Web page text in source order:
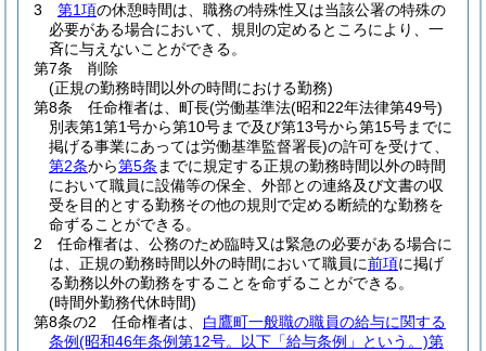
3
第1項の休憩時間は、職務の特殊性又は当該公署の特殊の
必要がある場合において、規則の定めるところにより、一
斉に与えないことができる。
第7条
削除
(正規の勤務時間以外の時間における勤務)
第8条
任命権者は、町長(労働基準法(昭和22年法律第49号)
別表第1第1号から第10号まで及び第13号から第15号までに
掲げる事業にあっては労働基準監督署長)の許可を受けて、
第2条から第5条 までに規定する正規の勤務時間以外の時間
において職員に設備等の保全、外部との連絡及び文書の収
受を目的とする勤務その他の規則で定める断続的な勤務を
命ずることができる。
2
任命権者は、公務のため臨時又は緊急の必要がある場合に
は、正規の勤務時間以外の時間において職員に前項に掲げ
る勤務以外の勤務をすることを命ずることができる。
(時間外勤務代休時間)
第8条の2
任命権者は、 白鷹町一般職の職員の給与に関する
条例(昭和46年条例第12号。以下「給与条例」という。)第